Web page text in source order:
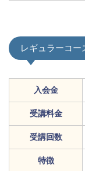
レギュラーコー
入会金
受講料金
受講回数
特徴